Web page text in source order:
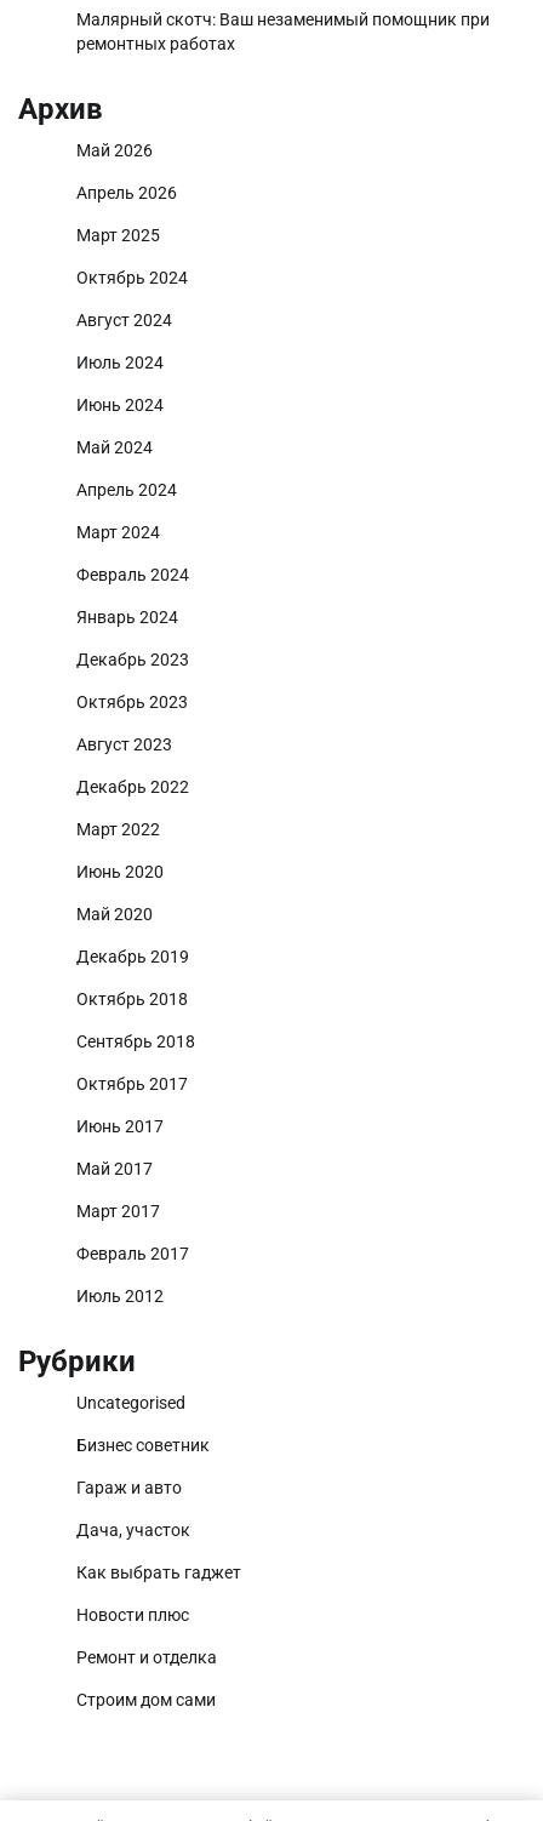
Малярный скотч: Ваш незаменимый помощник при
ремонтных работах
Архив
Май 2026
Апрель 2026
Март 2025
Октябрь 2024
Август 2024
Июль 2024
Июнь 2024
Май 2024
Апрель 2024
Март 2024
Февраль 2024
Январь 2024
Декабрь 2023
Октябрь 2023
Август 2023
Декабрь 2022
Март 2022
Июнь 2020
Май 2020
Декабрь 2019
Октябрь 2018
Сентябрь 2018
Октябрь 2017
Июнь 2017
Май 2017
Март 2017
Февраль 2017
Июль 2012
Рубрики
Uncategorised
Бизнес советник
Гараж и авто
Дача, участок
Как выбрать гаджет
Новости плюс
Ремонт и отделка
Строим дом сами